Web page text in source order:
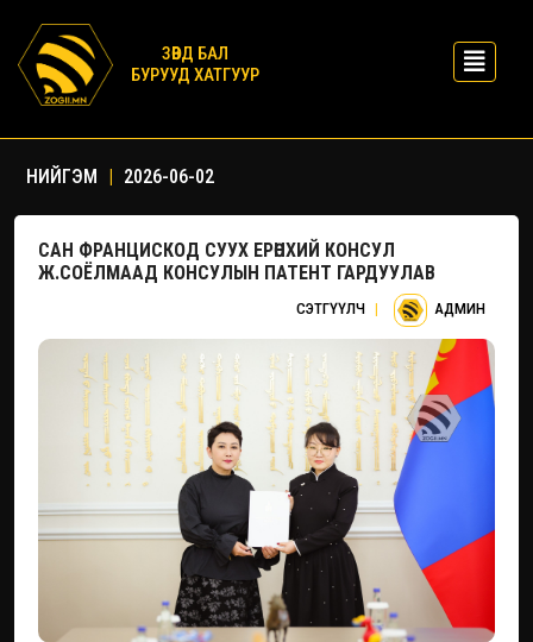
ЗӨВД БАЛ
БУРУУД ХАТГУУР
НИЙГЭМ | 2026-06-02
САН ФРАНЦИСКОД СУУХ ЕРӨНХИЙ КОНСУЛ
Ж.СОЁЛМААД КОНСУЛЫН ПАТЕНТ ГАРДУУЛАВ
СЭТГҮҮЛЧ | АДМИН